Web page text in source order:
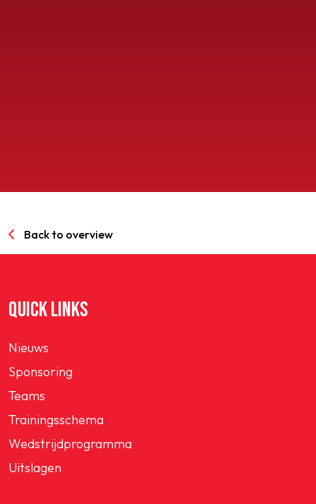
Back to overview
QUICK LINKS
Nieuws
Sponsoring
Teams
Trainingsschema
Wedstrijdprogramma
Uitslagen